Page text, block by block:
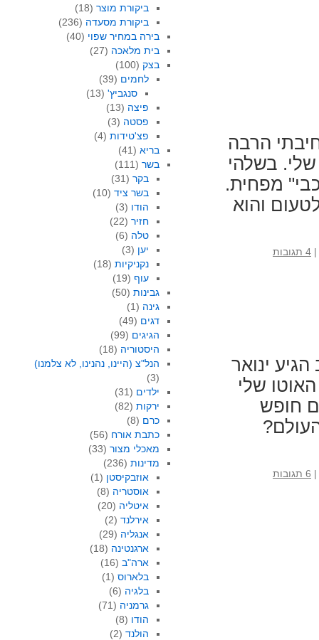
הרבה
בשלהי
מפחית.
לטעום והוא
| 4 תגובות
ינואר
שלי
חופש
| 6 תגובות
ביקורת מוצר (18)
ביקורת מסעדה (236)
בירה במחיר שפוי (40)
בית מלאכה (27)
בצק(100)
לחמים (39)
סנגביץ'(13)
פיצה (13)
פסטה (3)
פצ'טידות (4)
בריא(41)
בשר(111)
בקר (31)
בשר ציד (10)
הודו (3)
חזיר (22)
טלה (6)
יען (3)
נקניקיות (18)
עוף (19)
גבינות(50)
גינה (1)
דגים (49)
הגיגים (99)
היסטוריה (18)
הנל"צ (היינו, נהנינו, לא צלמנו)
(3)
ילדים (31)
ירקות(82)
כרם (8)
כתבת אורח (56)
מאכלי מצור(33)
מדינות(236)
אוזבקיסטן (1)
אוסטריה (8)
איטליה (20)
אירלנד (2)
אנגליה (29)
ארגנטינה (18)
ארה"ב (16)
בלארוס (1)
בלגיה (6)
גרמניה (71)
הודו (8)
הולנד (2)